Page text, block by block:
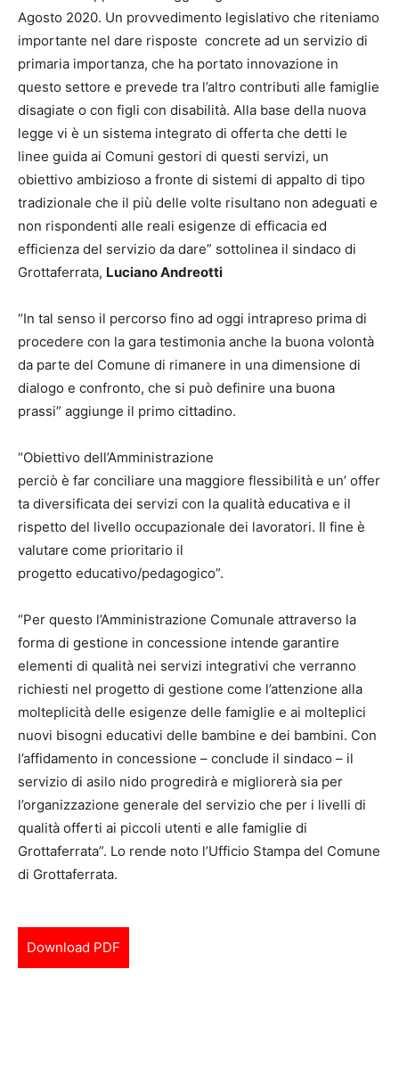
Agosto 2020. Un provvedimento legislativo che riteniamo
importante nel dare risposte concrete ad un servizio di
primaria importanza, che ha portato innovazione in
questo settore e prevede tra l’altro contributi alle famiglie
disagiate o con figli con disabilità. Alla base della nuova
legge vi è un sistema integrato di offerta che detti le
linee guida ai Comuni gestori di questi servizi, un
obiettivo ambizioso a fronte di sistemi di appalto di tipo
tradizionale che il più delle volte risultano non adeguati e
non rispondenti alle reali esigenze di efficacia ed
efficienza del servizio da dare” sottolinea il sindaco di
Grottaferrata, Luciano Andreotti
“In tal senso il percorso fino ad oggi intrapreso prima di
procedere con la gara testimonia anche la buona volontà
da parte del Comune di rimanere in una dimensione di
dialogo e confronto, che si può definire una buona
prassi” aggiunge il primo cittadino.
“Obiettivo dell’Amministrazione
perciò è far conciliare una maggiore flessibilità e un’ offer
ta diversificata dei servizi con la qualità educativa e il
rispetto del livello occupazionale dei lavoratori. Il fine è
valutare come prioritario il
progetto educativo/pedagogico”.
“Per questo l’Amministrazione Comunale attraverso la
forma di gestione in concessione intende garantire
elementi di qualità nei servizi integrativi che verranno
richiesti nel progetto di gestione come l’attenzione alla
molteplicità delle esigenze delle famiglie e ai molteplici
nuovi bisogni educativi delle bambine e dei bambini. Con
l’affidamento in concessione – conclude il sindaco – il
servizio di asilo nido progredirà e migliorerà sia per
l’organizzazione generale del servizio che per i livelli di
qualità offerti ai piccoli utenti e alle famiglie di
Grottaferrata”. Lo rende noto l’Ufficio Stampa del Comune
di Grottaferrata.
Download PDF